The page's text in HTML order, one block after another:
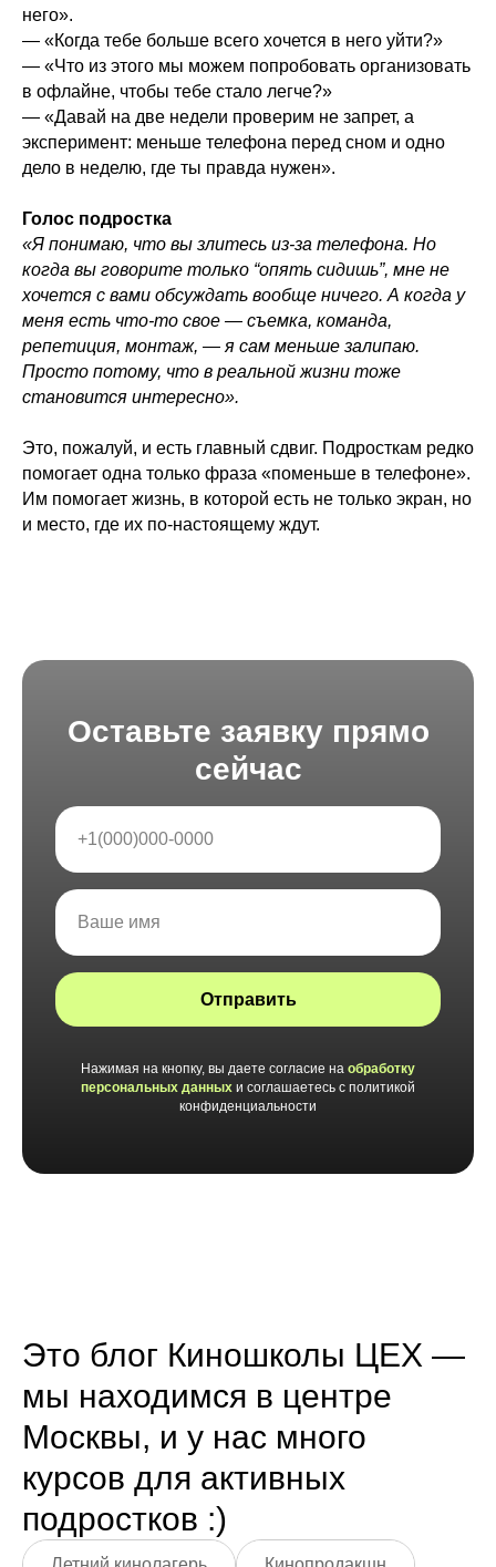
него».
— «Когда тебе больше всего хочется в него уйти?»
— «Что из этого мы можем попробовать организовать
в офлайне, чтобы тебе стало легче?»
— «Давай на две недели проверим не запрет, а
эксперимент: меньше телефона перед сном и одно
дело в неделю, где ты правда нужен».
Голос подростка
«Я понимаю, что вы злитесь из-за телефона. Но
когда вы говорите только “опять сидишь”, мне не
хочется с вами обсуждать вообще ничего. А когда у
меня есть что-то свое — съемка, команда,
репетиция, монтаж, — я сам меньше залипаю.
Просто потому, что в реальной жизни тоже
становится интересно».
Это, пожалуй, и есть главный сдвиг. Подросткам редко
помогает одна только фраза «поменьше в телефоне».
Им помогает жизнь, в которой есть не только экран, но
и место, где их по-настоящему ждут.
Оставьте заявку прямо
сейчас
Отправить
Нажимая на кнопку, вы даете согласие на обработку
персональных данных и соглашаетесь c политикой
конфиденциальности
Это блог Киношколы ЦЕХ —
мы находимся в центре
Москвы, и у нас много
курсов для активных
подростков :)